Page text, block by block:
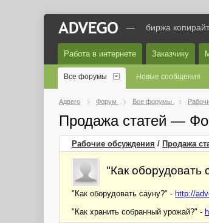
— биржа
Работа в интернете Заказчику
Все форумы Новые сообщения
Адвего Форум Все форумы
Продажа статей —
Рабочие обсуждения / Продажа
"Как оборудовать
"Как оборудовать сауну?" - http://
"Как хранить собранный урожай?" -